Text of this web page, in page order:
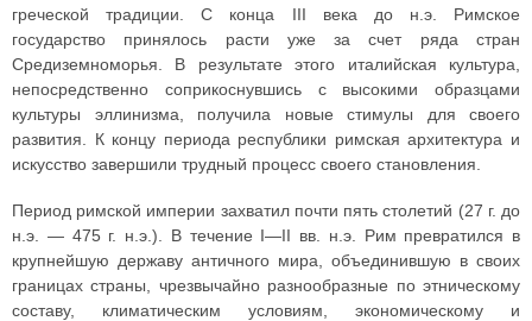
греческой традиции. С конца III века до н.э. Римское
государство принялось расти уже за счет ряда стран
Средиземноморья. В результате этого италийская культура,
непосредственно соприкоснувшись с высокими образцами
культуры эллинизма, получила новые стимулы для своего
развития. К концу периода республики римская архитектура и
искусство завершили трудный процесс своего становления.
Период римской империи захватил почти пять столетий (27 г. до
н.э. — 475 г. н.э.). В течение I—II вв. н.э. Рим превратился в
крупнейшую державу античного мира, объединившую в своих
границах страны, чрезвычайно разнообразные по этническому
составу, климатическим условиям, экономическому и